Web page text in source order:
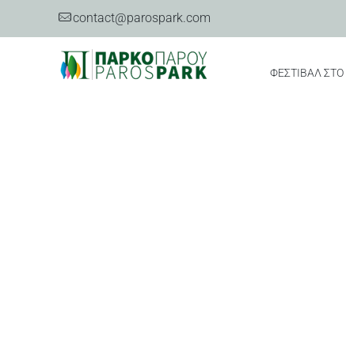
contact@parospark.com
ΦΕΣΤΙΒΑΛ